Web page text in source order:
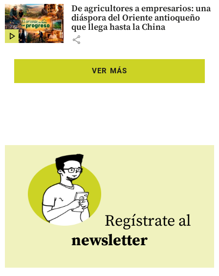
De agricultores a empresarios: una
diáspora del Oriente antioqueño
que llega hasta la China
share
VER MÁS
Regístrate al
newsletter